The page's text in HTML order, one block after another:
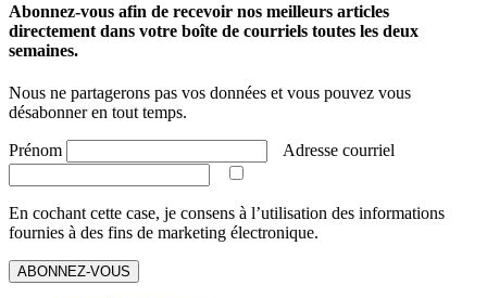
Abonnez-vous afin de recevoir nos meilleurs articles
directement dans votre boîte de courriels toutes les deux
semaines.
Nous ne partagerons pas vos données et vous pouvez vous
désabonner en tout temps.
Prénom Adresse courriel
En cochant cette case, je consens à l’utilisation des informations
fournies à des fins de marketing électronique.
ABONNEZ-VOUS